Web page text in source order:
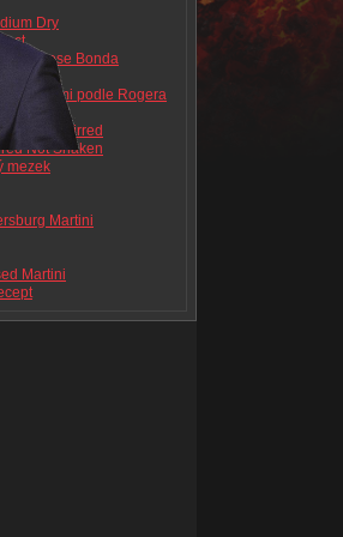
Dry
Jamese Bonda
olivami podle Rogera
Not Stirred
Not Shaken
mezek
Martini
Martini